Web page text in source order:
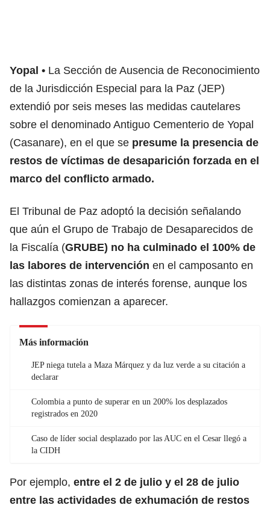
Yopal
La Sección de Ausencia de Reconocimiento
de la Jurisdicción Especial para la Paz (JEP)
extendió por seis meses las medidas cautelares
sobre el denominado Antiguo Cementerio de Yopal
(Casanare), en el que se presume la presencia de
restos de víctimas de desaparición forzada en el
marco del conflicto armado.
El Tribunal de Paz adoptó la decisión señalando
que aún el Grupo de Trabajo de Desaparecidos de
la Fiscalía (GRUBE) no ha culminado el 100% de
las labores de intervención en el camposanto en
las distintas zonas de interés forense, aunque los
hallazgos comienzan a aparecer.
Más información
JEP niega tutela a Maza Márquez y da luz verde a su citación a
declarar
Colombia a punto de superar en un 200% los desplazados
registrados en 2020
Caso de líder social desplazado por las AUC en el Cesar llegó a
la CIDH
Por ejemplo, entre el 2 de julio y el 28 de julio
entre las actividades de exhumación de restos